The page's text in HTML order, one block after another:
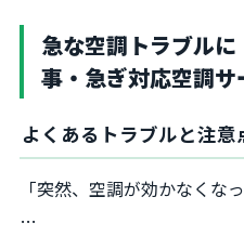
急な空調トラブル
事・急ぎ対応空調
よくあるトラブルと注意
「突然、空調が効かなくな
…